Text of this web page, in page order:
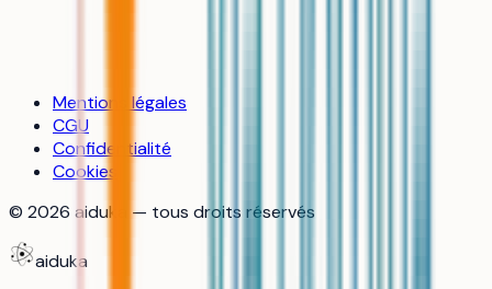
Mentions légales
CGU
Confidentialité
Cookies
© 2026 aiduka — tous droits réservés
aiduka